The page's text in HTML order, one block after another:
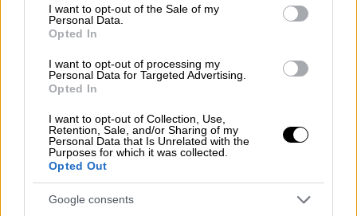
consent section.
I want to opt-out of the Sale of my
Personal Data.
Opted In
I want to opt-out of processing my
Personal Data for Targeted Advertising.
Opted In
I want to opt-out of Collection, Use,
Retention, Sale, and/or Sharing of my
Personal Data that Is Unrelated with the
Purposes for which it was collected.
Opted Out
Google consents
οποίος του εκμυστηρεύεται το ενδιαφέρον
του για τη Νάντια. Η κατάρρευση του παπα –
Μιχάλη ταράζει τους πάντες στο χωριό,
εκείνος, ωστόσο, αρνείται πεισματικά να
πάει στο γιατρό. Η επίσκεψη του Αντώνη
στο σπίτι του, όμως, θα φέρει τον αστυνόμο
ξανά στην πόρτα του Μαθιού.
Η Ελεονώρα Ζουγανέλη ερμηνεύει το
τραγούδι της Αργυρώς